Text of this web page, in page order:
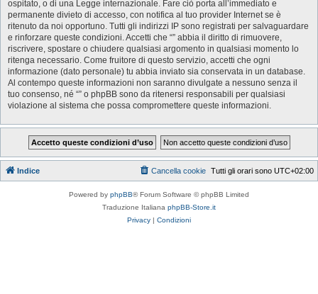
ospitato, o di una Legge internazionale. Fare ciò porta all’immediato e
permanente divieto di accesso, con notifica al tuo provider Internet se è
ritenuto da noi opportuno. Tutti gli indirizzi IP sono registrati per salvaguardare
e rinforzare queste condizioni. Accetti che “” abbia il diritto di rimuovere,
riscrivere, spostare o chiudere qualsiasi argomento in qualsiasi momento lo
ritenga necessario. Come fruitore di questo servizio, accetti che ogni
informazione (dato personale) tu abbia inviato sia conservata in un database.
Al contempo queste informazioni non saranno divulgate a nessuno senza il
tuo consenso, né “” o phpBB sono da ritenersi responsabili per qualsiasi
violazione al sistema che possa compromettere queste informazioni.
Indice Tutti gli orari sono UTC+02:00
Cancella cookie
Powered by phpBB® Forum Software © phpBB Limited
Traduzione Italiana phpBB-Store.it
Privacy | Condizioni